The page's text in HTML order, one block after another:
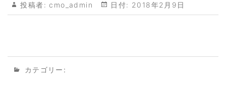
投稿者: cmo_admin 日付: 2018年2月9日
カテゴリー: